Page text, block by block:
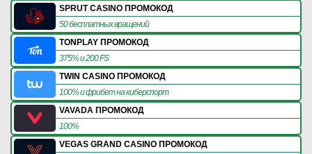
SPRUT CASINO ПРОМОКОД
50 бесплатных вращений
TONPLAY ПРОМОКОД
375% и 200 FS
TWIN CASINO ПРОМОКОД
100% и фрибет на киберспорт
VAVADA ПРОМОКОД
100%
VEGAS GRAND CASINO ПРОМОКОД